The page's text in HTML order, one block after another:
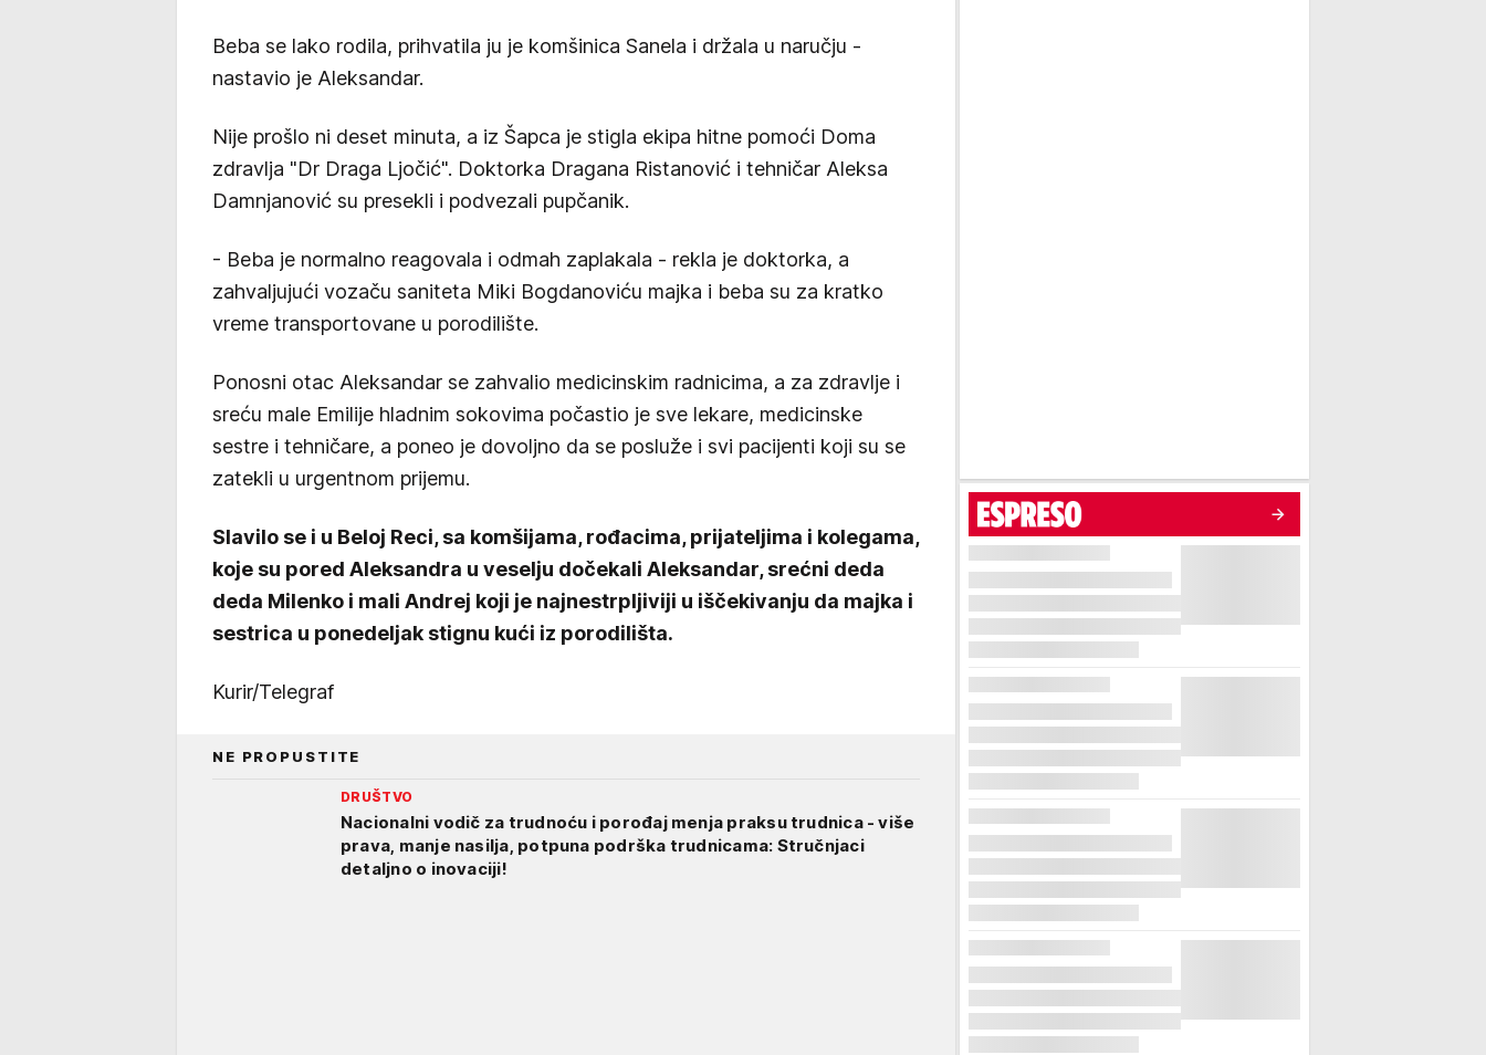
Beba se lako rodila, prihvatila ju je komšinica Sanela i držala u naručju -
nastavio je Aleksandar.
Nije prošlo ni deset minuta, a iz Šapca je stigla ekipa hitne pomoći Doma
zdravlja "Dr Draga Ljočić". Doktorka Dragana Ristanović i tehničar Aleksa
Damnjanović su presekli i podvezali pupčanik.
- Beba je normalno reagovala i odmah zaplakala - rekla je doktorka, a
zahvaljujući vozaču saniteta Miki Bogdanoviću majka i beba su za kratko
vreme transportovane u porodilište.
Ponosni otac Aleksandar se zahvalio medicinskim radnicima, a za zdravlje i
sreću male Emilije hladnim sokovima počastio je sve lekare, medicinske
sestre i tehničare, a poneo je dovoljno da se posluže i svi pacijenti koji su se
zatekli u urgentnom prijemu.
Slavilo se i u Beloj Reci, sa komšijama, rođacima, prijateljima i kolegama,
koje su pored Aleksandra u veselju dočekali Aleksandar, srećni deda
deda Milenko i mali Andrej koji je najnestrpljiviji u iščekivanju da majka i
sestrica u ponedeljak stignu kući iz porodilišta.
Kurir/Telegraf
NE PROPUSTITE
DRUŠTVO
Nacionalni vodič za trudnoću i porođaj menja praksu trudnica - više
prava, manje nasilja, potpuna podrška trudnicama: Stručnjaci
detaljno o inovaciji!